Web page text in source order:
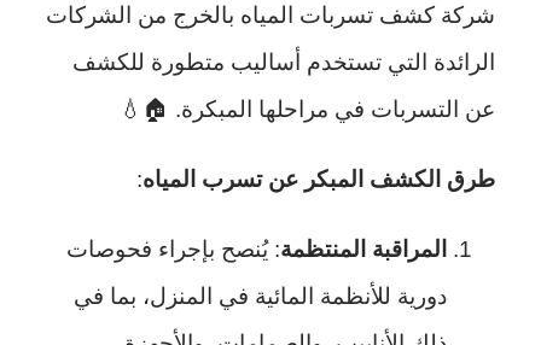
شركة كشف تسربات المياه بالخرج من الشركات
الرائدة التي تستخدم أساليب متطورة للكشف
عن التسربات في مراحلها المبكرة. 🏠💧
طرق الكشف المبكر عن تسرب المياه:
المراقبة المنتظمة: يُنصح بإجراء فحوصات
دورية للأنظمة المائية في المنزل، بما في